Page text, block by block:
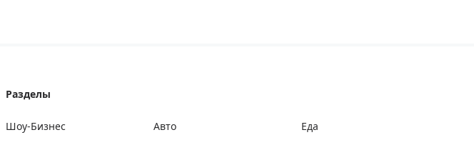
Разделы
Шоу-Бизнес Авто Еда